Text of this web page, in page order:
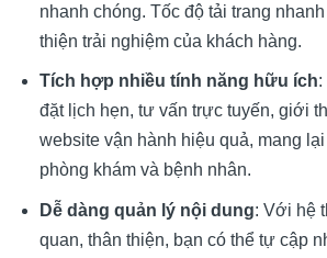
nhanh chóng. Tốc độ tải trang
thiện trải nghiệm của khách hàng.
Tích hợp nhiều tính năng hữu ích:
đặt lịch hẹn, tư vấn trực tuyến, giới
website vận hành hiệu quả, mang
phòng khám và bệnh nhân.
Dễ dàng quản lý nội dung: Với hệ
quan, thân thiện, bạn có thể tự cập